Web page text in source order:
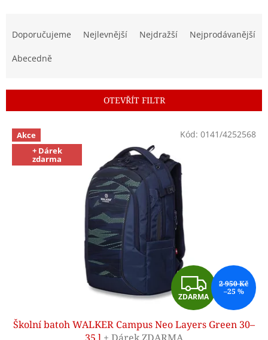
r
o
d
k
Doporučujeme Nejlevnější Nejdražší Nejprodávanější
Abecedně
OTEVŘÍT FILTR
V Akce
+ Dárek
zdarma
Z
D
A
ZDARMA
2 950 Kč
–25 %
Školní batoh WALKER Campus Neo Layers Green 30–
Kód: 0141/4252568